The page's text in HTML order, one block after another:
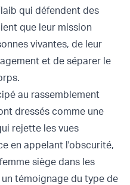
qui défendent des
que leur mission
vivantes, de leur
et de séparer le
au rassemblement
dressés comme une
rejette les vues
en appelant l'obscurité,
siège dans les
témoignage du type de